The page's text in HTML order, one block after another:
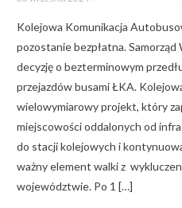
on
Kolejowa Komunikacja
pozostanie bezpłatna.
decyzję o bezterminowym
przejazdów busami ŁKA.
wielowymiarowy projekt, który
miejscowości oddalonych od
do stacji kolejowych i
ważny element walki z
województwie. Po 1 […]